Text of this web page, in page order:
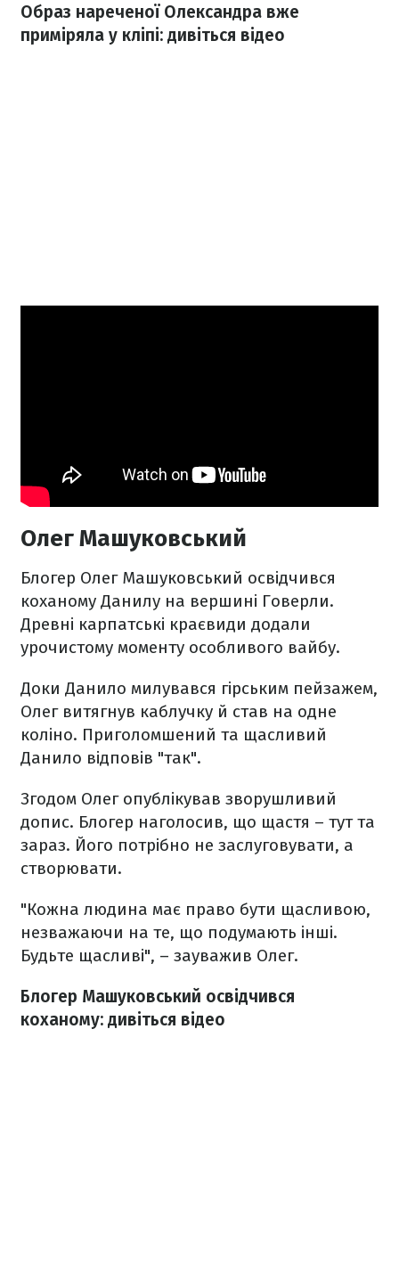
Образ нареченої Олександра вже
приміряла у кліпі: дивіться відео
Олег Машуковський
Блогер Олег Машуковський освідчився
коханому Данилу на вершині Говерли.
Древні карпатські краєвиди додали
урочистому моменту особливого вайбу.
Доки Данило милувався гірським пейзажем,
Олег витягнув каблучку й став на одне
коліно. Приголомшений та щасливий
Данило відповів "так".
Згодом Олег опублікував зворушливий
допис. Блогер наголосив, що щастя – тут та
зараз. Його потрібно не заслуговувати, а
створювати.
"Кожна людина має право бути щасливою,
незважаючи на те, що подумають інші.
Будьте щасливі", – зауважив Олег.
Блогер Машуковський освідчився
коханому: дивіться відео